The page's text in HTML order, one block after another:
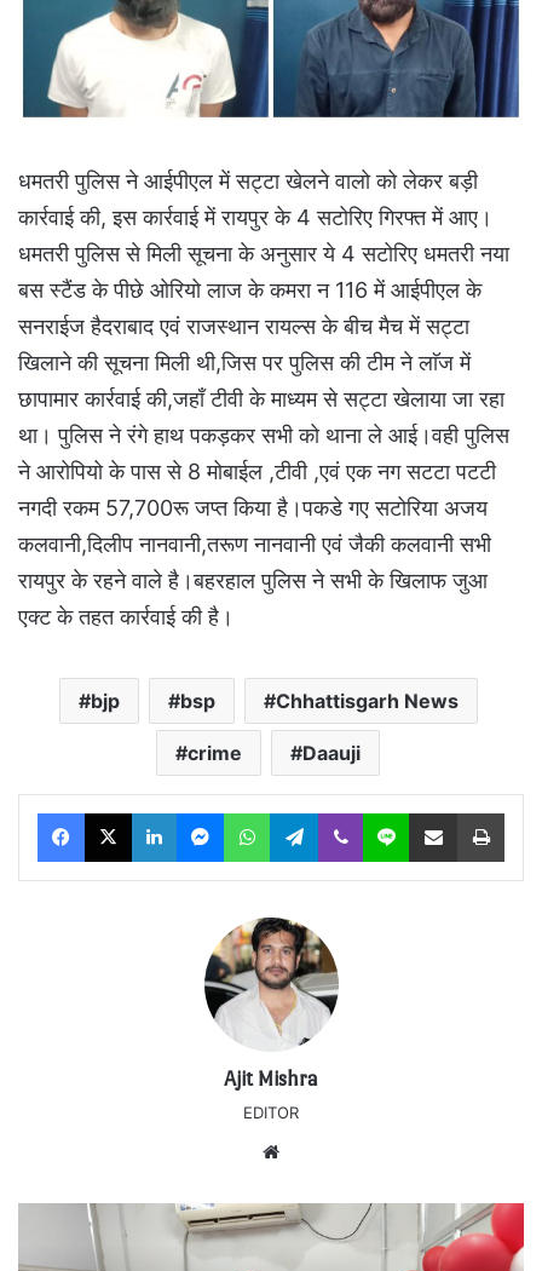
धमतरी पुलिस ने आईपीएल में सट्टा खेलने वालो को लेकर बड़ी
कार्रवाई की, इस कार्रवाई में रायपुर के 4 सटोरिए गिरफ्त में आए।
धमतरी पुलिस से मिली सूचना के अनुसार ये 4 सटोरिए धमतरी नया
बस स्टैंड के पीछे ओरियो लाज के कमरा न 116 में आईपीएल के
सनराईज हैदराबाद एवं राजस्थान रायल्स के बीच मैच में सट्टा
खिलाने की सूचना मिली थी,जिस पर पुलिस की टीम ने लाॅज में
छापामार कार्रवाई की,जहाँ टीवी के माध्यम से सट्टा खेलाया जा रहा
था। पुलिस ने रंगे हाथ पकड़कर सभी को थाना ले आई।वही पुलिस
ने आरोपियो के पास से 8 मोबाईल ,टीवी ,एवं एक नग सटटा पटटी
नगदी रकम 57,700रू जप्त किया है।पकडे गए सटोरिया अजय
कलवानी,दिलीप नानवानी,तरूण नानवानी एवं जैकी कलवानी सभी
रायपुर के रहने वाले है।बहरहाल पुलिस ने सभी के खिलाफ जुआ
एक्ट के तहत कार्रवाई की है।
bjp bsp Chhattisgarh News
crime Daauji
Facebook
X LinkedInMessengerWhatsAppTelegram
Viber Line Share via Email Print
Ajit Mishra
EDITOR